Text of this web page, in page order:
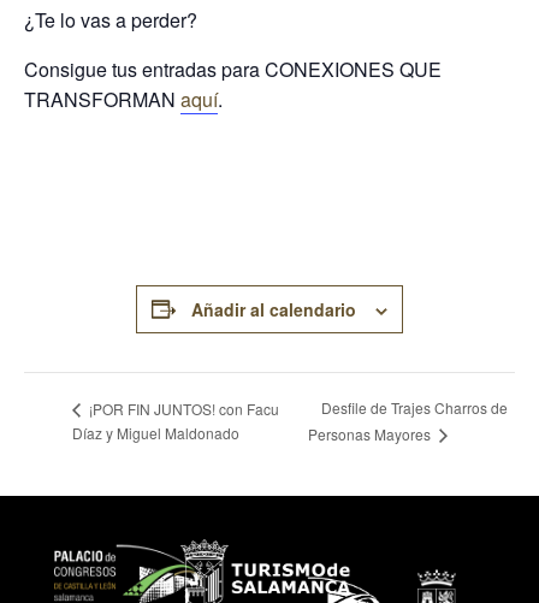
¿Te lo vas a perder?
Consigue tus entradas para CONEXIONES QUE
TRANSFORMAN aquí.
Añadir al calendario
¡POR FIN JUNTOS! con Facu
Díaz y Miguel Maldonado
Desfile de Trajes Charros de
Personas Mayores